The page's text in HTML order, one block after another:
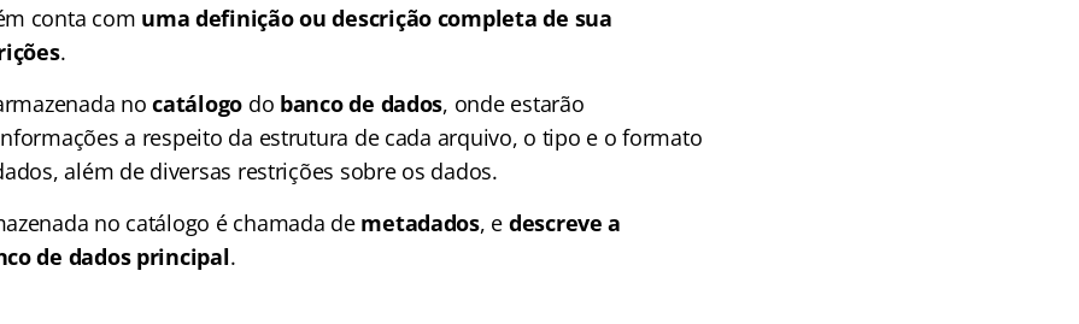
conta com uma definição ou descrição completa de sua
.
nocatálogo do banco de dados, onde estarão
a respeito da estrutura de cada arquivo, o tipo e o formato
além de diversas restrições sobre os dados.
no catálogo é chamada de metadados, e descreve a
de dados principal.